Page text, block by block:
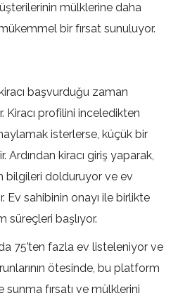
mülklerine daha
bir fırsat sunuluyor.
başvurduğu zaman
Kiracı profilini inceledikten
isterlerse, küçük bir
Ardından kiracı giriş yaparak,
bilgileri dolduruyor ve ev
Ev sahibinin onayı ile birlikte
süreçleri başlıyor.
75’ten fazla ev listeleniyor ve
ötesinde, bu platform
fırsatı ve mülklerini